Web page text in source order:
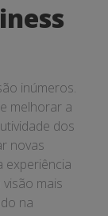
inúmeros.
melhorar a
dos
novas
experiência
mais
na